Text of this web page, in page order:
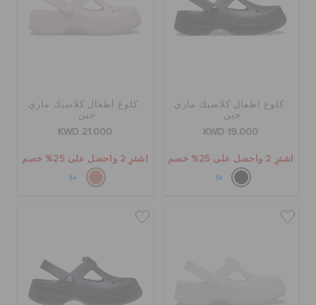
تحديد موقع المتجر
الطلبيات المرتجعة
خدمة العملاء
كلوغ أطفال كلاسيك ماري
جين
KWD 19.000
اشترِ 2 واحصل على 25% خصم
+1
كلوغ أطفال كلاسيك ماري
جين
KWD 21.000
اشترِ 2 واحصل على 25% خصم
+1